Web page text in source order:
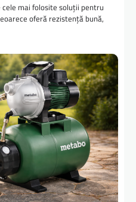
mai folosite soluții pentru
oferă rezistență bună,